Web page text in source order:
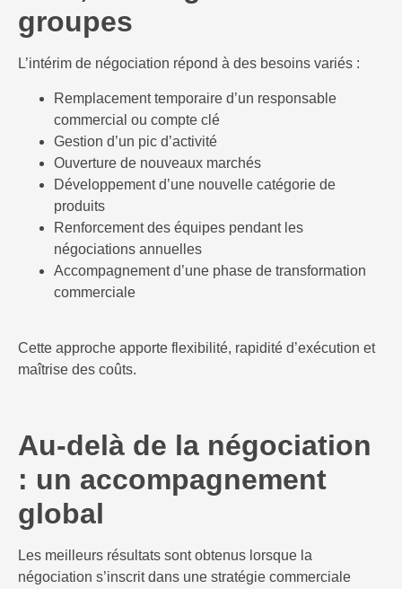
groupes
L’intérim de négociation répond à des besoins variés :
Remplacement temporaire d’un responsable
commercial ou compte clé
Gestion d’un pic d’activité
Ouverture de nouveaux marchés
Développement d’une nouvelle catégorie de
produits
Renforcement des équipes pendant les
négociations annuelles
Accompagnement d’une phase de transformation
commerciale
Cette approche apporte flexibilité, rapidité d’exécution et
maîtrise des coûts.
Au-delà de la négociation
: un accompagnement
global
Les meilleurs résultats sont obtenus lorsque la
négociation s’inscrit dans une stratégie commerciale